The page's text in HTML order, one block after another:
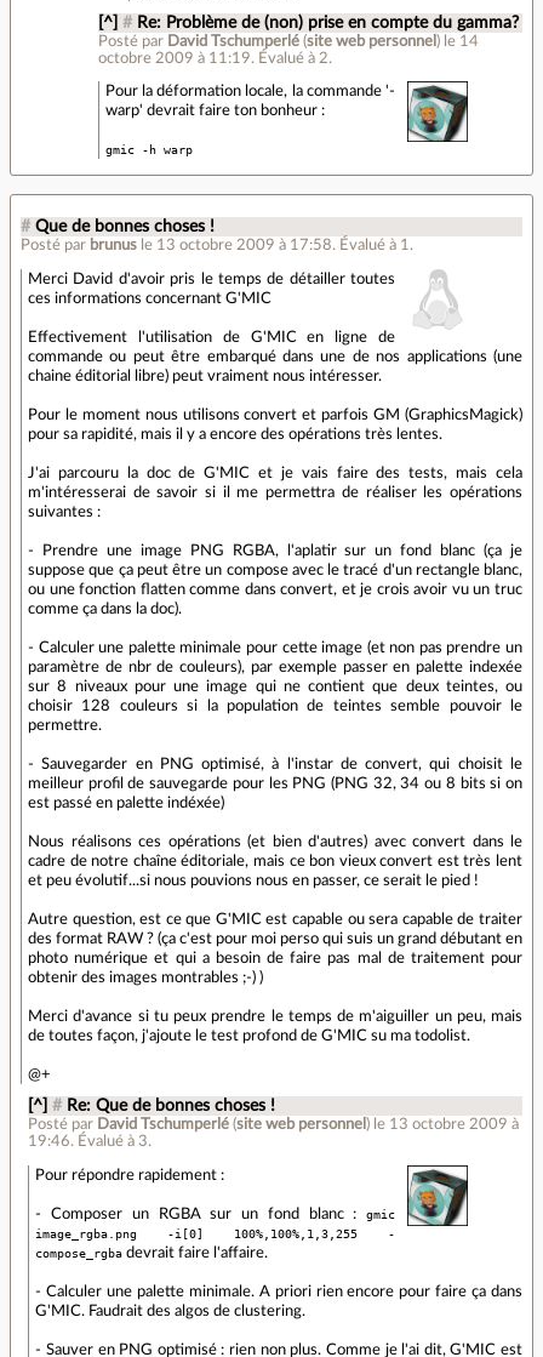
[^] # Re: Problème de (non) prise en compte du gamma?
Posté par David Tschumperlé(site web personnel ) le 14
octobre 2009 à 11:19. Évalué à 2.
Pour la déformation locale, la commande '-
warp' devrait faire ton bonheur :
gmic -h warp
# Que de bonnes choses !
Posté par brunus le 13 octobre 2009 à 17:58. Évalué à 1 .
Merci David d'avoir pris le temps de détailler toutes
ces informations concernant G'MIC
Effectivement l'utilisation de G'MIC en ligne de
commande ou peut être embarqué dans une de nos applications (une
chaine éditorial libre) peut vraiment nous intéresser.
Pour le moment nous utilisons convert et parfois GM (GraphicsMagick)
pour sa rapidité, mais il y a encore des opérations très lentes.
J'ai parcouru la doc de G'MIC et je vais faire des tests, mais cela
m'intéresserai de savoir si il me permettra de réaliser les opérations
suivantes :
- Prendre une image PNG RGBA, l'aplatir sur un fond blanc (ça je
suppose que ça peut être un compose avec le tracé d'un rectangle blanc,
ou une fonction flatten comme dans convert, et je crois avoir vu un truc
comme ça dans la doc).
- Calculer une palette minimale pour cette image (et non pas prendre un
paramètre de nbr de couleurs), par exemple passer en palette indexée
sur 8 niveaux pour une image qui ne contient que deux teintes, ou
choisir 128 couleurs si la population de teintes semble pouvoir le
permettre.
- Sauvegarder en PNG optimisé, à l'instar de convert, qui choisit le
meilleur profil de sauvegarde pour les PNG (PNG 32, 34 ou 8 bits si on
est passé en palette indéxée)
Nous réalisons ces opérations (et bien d'autres) avec convert dans le
cadre de notre chaîne éditoriale, mais ce bon vieux convert est très lent
et peu évolutif...si nous pouvions nous en passer, ce serait le pied !
Autre question, est ce que G'MIC est capable ou sera capable de traiter
des format RAW ? (ça c'est pour moi perso qui suis un grand débutant en
photo numérique et qui a besoin de faire pas mal de traitement pour
obtenir des images montrables ;-) )
Merci d'avance si tu peux prendre le temps de m'aiguiller un peu, mais
de toutes façon, j'ajoute le test profond de G'MIC su ma todolist.
@+
[^] # Re: Que de bonnes choses !
Posté par David Tschumperlé (site web personnel ) le 13 octobre 2009 à
19:46. Évalué à 3.
Pour répondre rapidement :
- Composer un RGBA sur un fond blanc : gmic
image_rgba.png -i[0] 100%,100%,1,3,255 -
compose_rgba devrait faire l'affaire.
- Calculer une palette minimale. A priori rien encore pour faire ça dans
G'MIC. Faudrait des algos de clustering.
- Sauver en PNG optimisé : rien non plus. Comme je l'ai dit, G'MIC est